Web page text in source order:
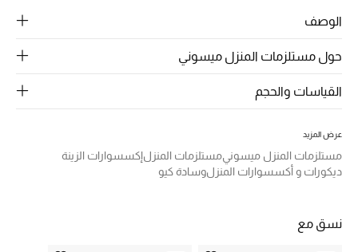
المجوهرات
جديد لدينا
الوصف
حول مستلزمات المنزل ميسوني
القياسات والحجم
عرض المزيد
مستلزمات المنزل ميسونيمستلزمات المنزلإكسسوارات الزينة
ديكورات و أكسسوارات المنزلوسادة كيو
نسق مع